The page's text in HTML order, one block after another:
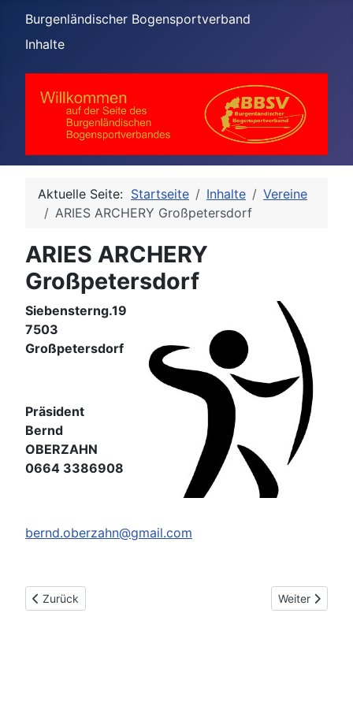
Burgenländischer Bogensportverband
Inhalte
Aktuelle Seite: Startseite Inhalte
Vereine
ARIES ARCHERY Großpetersdorf
ARIES ARCHERY
Großpetersdorf
Siebensterng.19
7503
Großpetersdorf
Präsident
Bernd
OBERZAHN
0664 3386908
bernd.oberzahn@gmail.com
Vorheriger Beitrag: ABC Union Eisenstadt
Zurück Nächster
Weiter